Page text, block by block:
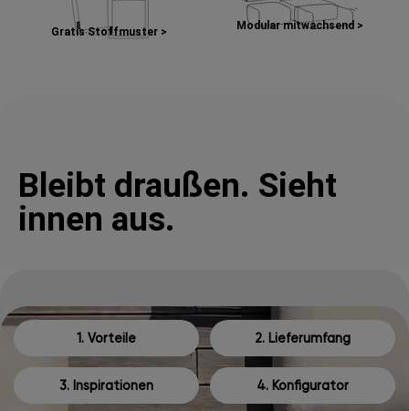
Gratis Stoffmuster >
Modular mitwachsend >
Bleibt draußen. Sieht
innen aus.
1. Vorteile 2. Lieferumfang
3. Inspirationen 4. Konfigurator